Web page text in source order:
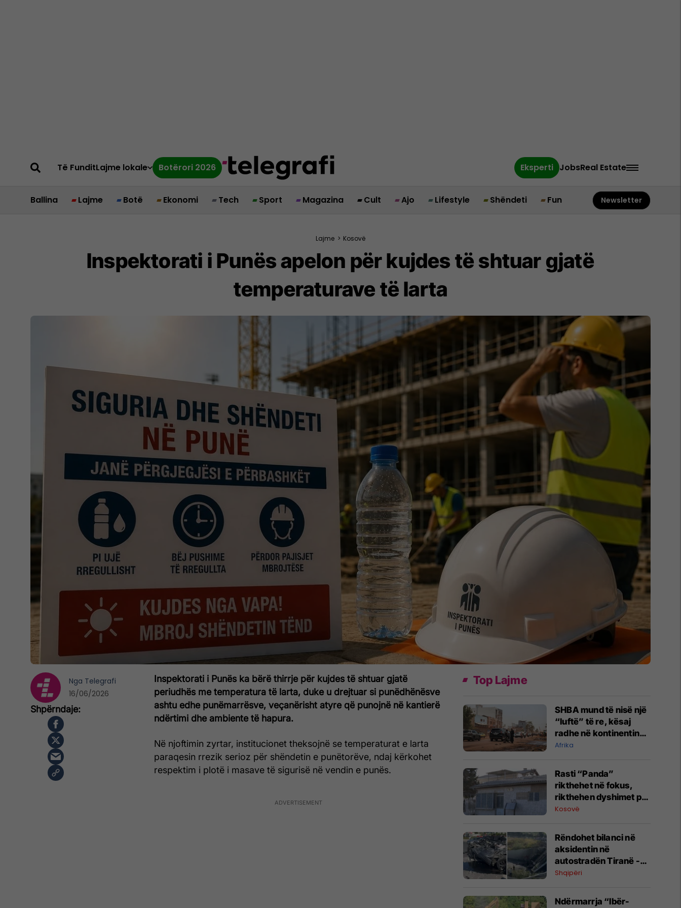
Të FunditLajme lokale Botërori 2026 Eksperti JobsReal Estate
Ballina Lajme Botë Ekonomi Tech Sport Magazina Cult Ajo Lifestyle Shëndeti Fun Newsletter
Lajme > Kosovë
Inspektorati i Punës apelon për kujdes të shtuar gjatë
temperaturave të larta
Inspektorati i Punës ka bërë thirrje për kujdes të shtuar gjatë
periudhës me temperatura të larta, duke u drejtuar si punëdhënësve
ashtu edhe punëmarrësve, veçanërisht atyre që punojnë në kantierë
ndërtimi dhe ambiente të hapura.
Në njoftimin zyrtar, institucionet theksojnë se temperaturat e larta
paraqesin rrezik serioz për shëndetin e punëtorëve, ndaj kërkohet
respektim i plotë i masave të sigurisë në vendin e punës.
Nga Telegrafi
16/06/2026
Top Lajme
SHBA mund të nisë një
“luftë” të re, kësaj
radhe në kontinentin
afrikan
Afrika
Rasti “Panda”
rikthehet në fokus,
rikthehen dyshimet për
rolin e strukturave të
Kosovë
​Rëndohet bilanci në
aksidentin në
autostradën Tiranë -
Elbasan: Dy të vdekur
Shqipëri
Ndërmarrja “Ibër-